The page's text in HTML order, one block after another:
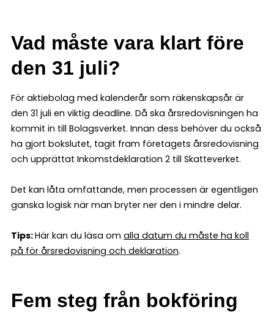
Vad måste vara klart före
den 31 juli?
För aktiebolag med kalenderår som räkenskapsår är
den 31 juli en viktig deadline. Då ska årsredovisningen ha
kommit in till Bolagsverket. Innan dess behöver du också
ha gjort bokslutet, tagit fram företagets årsredovisning
och upprättat Inkomstdeklaration 2 till Skatteverket.
Det kan låta omfattande, men processen är egentligen
ganska logisk när man bryter ner den i mindre delar.
Tips:Här kan du läsa om alla datum du måste ha koll
på för årsredovisning och deklaration.
Fem steg från bokföring